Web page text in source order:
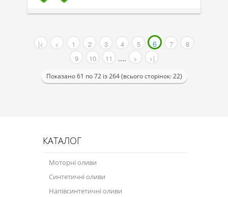
|< < 1 2 3 4 5 6 7
8
9
10 11 .... > >|
Показано 61 по 72 із 264 (всього сторінок: 22)
КАТАЛОГ
Моторні оливи
Синтетичні оливи
Напівсинтетичні оливи